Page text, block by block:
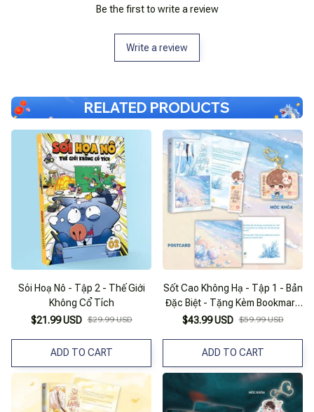
Be the first to write a review
Write a review
RELATED PRODUCTS
Sói Hoạ Nô - Tập 2 - Thế Giới
Không Cổ Tích
$21.99 USD $29.99 USD
ADD TO CART
Sốt Cao Không Hạ - Tập 1 - Bản
Đặc Biệt - Tặng Kèm Bookmark
+ Postcard + Móc Khóa
$43.99 USD $59.99 USD
ADD TO CART